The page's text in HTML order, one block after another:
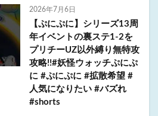
2026年7月6日
【ぷにぷに】シリーズ13周
年イベントの裏ステ1-2を
プリチーUZ以外縛り無特攻
攻略!!#妖怪ウォッチぷにぷ
に #ぷにぷに #拡散希望 #
人気になりたい #バズれ
#shorts